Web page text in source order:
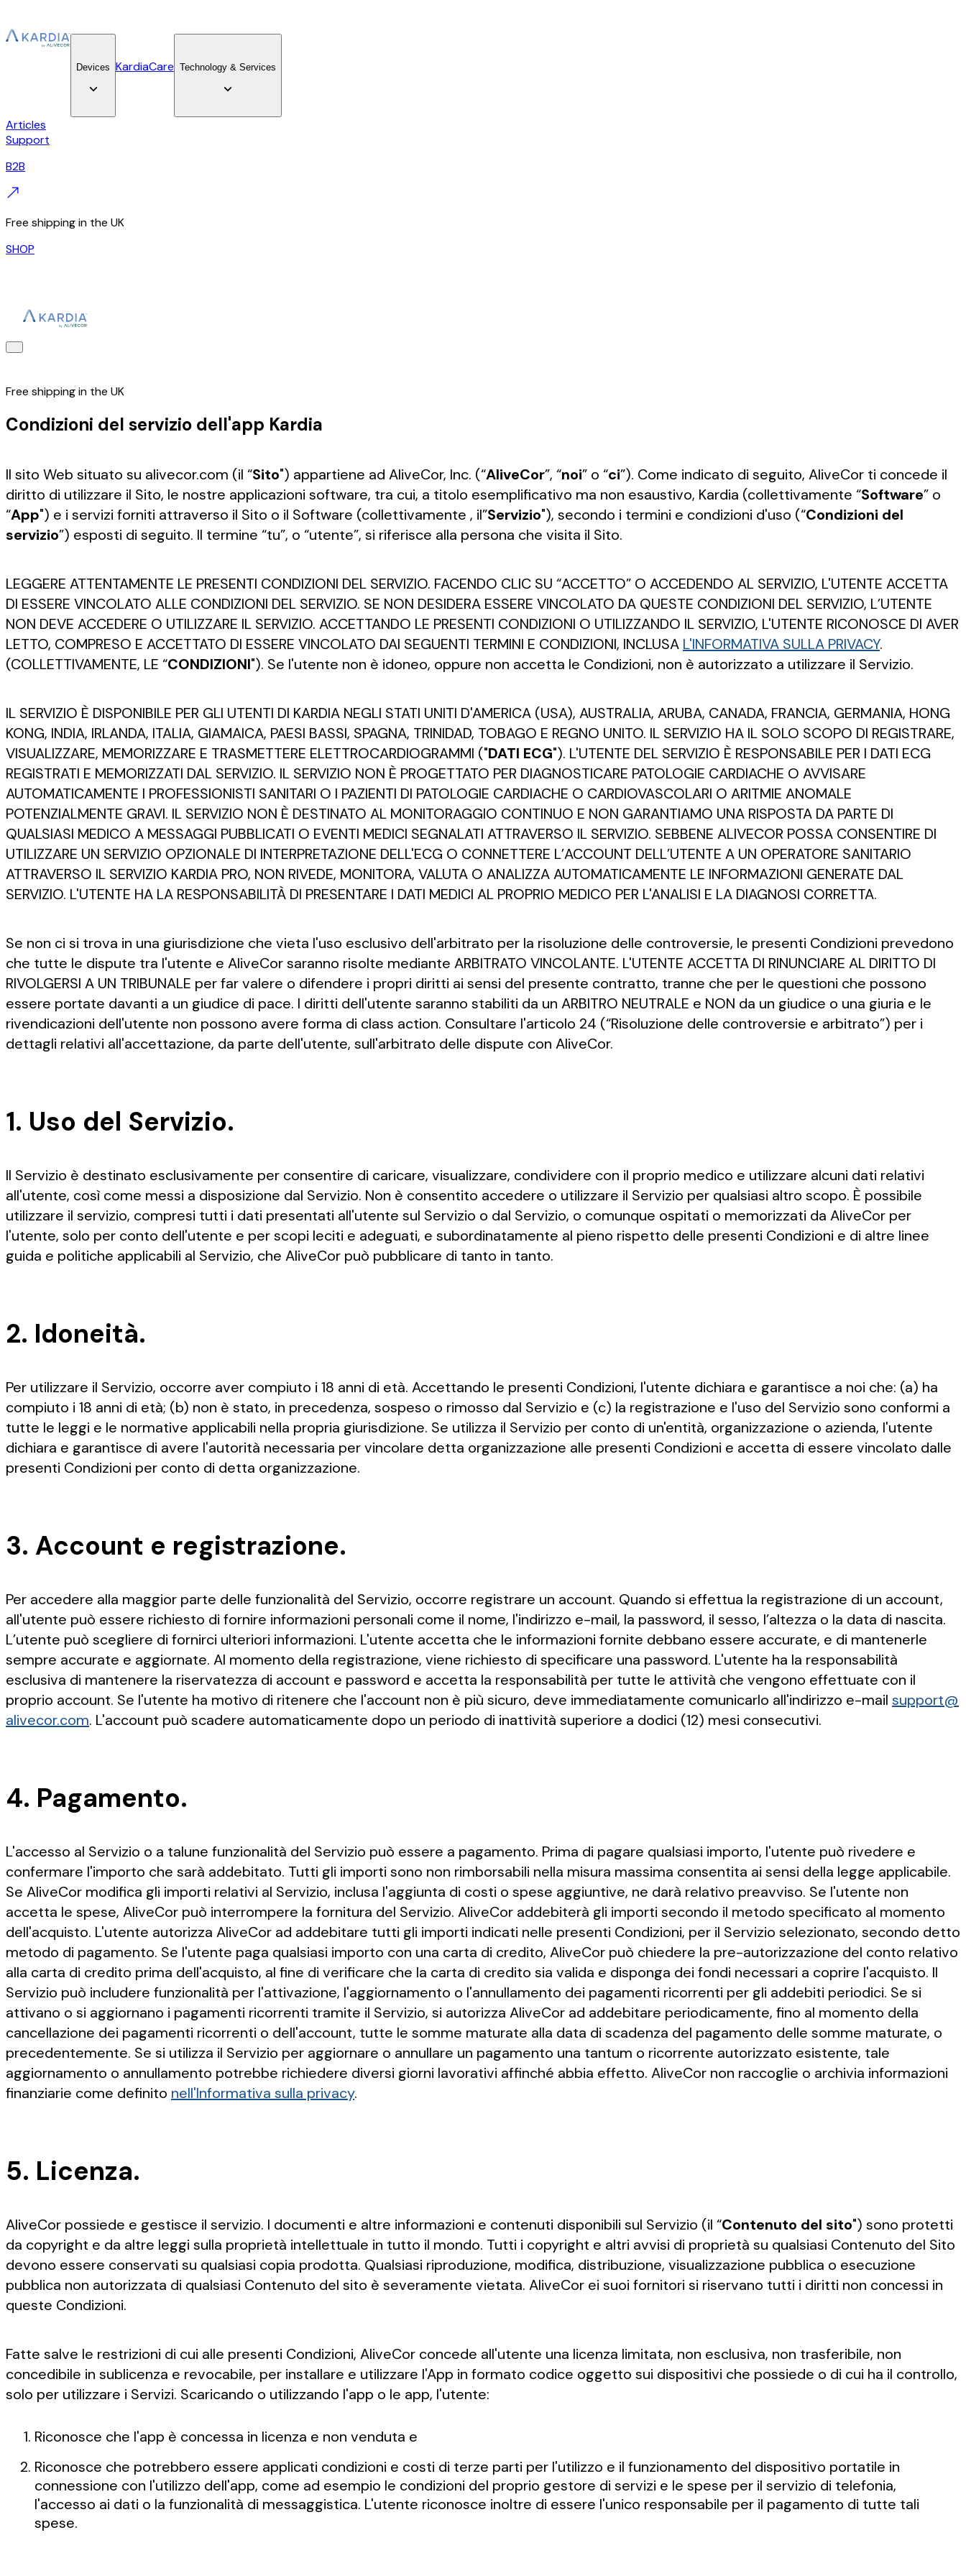
Devices KardiaCare Technology & Services
Articles
Support
B2B
Free shipping in the UK
SHOP
Free shipping in the UK
Condizioni del servizio dell'app Kardia
Il sito Web situato su alivecor.com (il “Sito") appartiene ad AliveCor, Inc. (“AliveCor”, “noi” o “ci”). Come indicato di seguito, AliveCor ti concede il
diritto di utilizzare il Sito, le nostre applicazioni software, tra cui, a titolo esemplificativo ma non esaustivo, Kardia (collettivamente “Software” o
“App") e i servizi forniti attraverso il Sito o il Software (collettivamente , il”Servizio"), secondo i termini e condizioni d'uso (“Condizioni del
servizio”) esposti di seguito. Il termine “tu”, o “utente”, si riferisce alla persona che visita il Sito.
LEGGERE ATTENTAMENTE LE PRESENTI CONDIZIONI DEL SERVIZIO. FACENDO CLIC SU “ACCETTO” O ACCEDENDO AL SERVIZIO, L'UTENTE ACCETTA
DI ESSERE VINCOLATO ALLE CONDIZIONI DEL SERVIZIO. SE NON DESIDERA ESSERE VINCOLATO DA QUESTE CONDIZIONI DEL SERVIZIO, L’UTENTE
NON DEVE ACCEDERE O UTILIZZARE IL SERVIZIO. ACCETTANDO LE PRESENTI CONDIZIONI O UTILIZZANDO IL SERVIZIO, L'UTENTE RICONOSCE DI AVER
LETTO, COMPRESO E ACCETTATO DI ESSERE VINCOLATO DAI SEGUENTI TERMINI E CONDIZIONI, INCLUSA L'INFORMATIVA SULLA PRIVACY.
(COLLETTIVAMENTE, LE “CONDIZIONI"). Se l'utente non è idoneo, oppure non accetta le Condizioni, non è autorizzato a utilizzare il Servizio.
IL SERVIZIO È DISPONIBILE PER GLI UTENTI DI KARDIA NEGLI STATI UNITI D'AMERICA (USA), AUSTRALIA, ARUBA, CANADA, FRANCIA, GERMANIA, HONG
KONG, INDIA, IRLANDA, ITALIA, GIAMAICA, PAESI BASSI, SPAGNA, TRINIDAD, TOBAGO E REGNO UNITO. IL SERVIZIO HA IL SOLO SCOPO DI REGISTRARE,
VISUALIZZARE, MEMORIZZARE E TRASMETTERE ELETTROCARDIOGRAMMI ("DATI ECG"). L'UTENTE DEL SERVIZIO È RESPONSABILE PER I DATI ECG
REGISTRATI E MEMORIZZATI DAL SERVIZIO. IL SERVIZIO NON È PROGETTATO PER DIAGNOSTICARE PATOLOGIE CARDIACHE O AVVISARE
AUTOMATICAMENTE I PROFESSIONISTI SANITARI O I PAZIENTI DI PATOLOGIE CARDIACHE O CARDIOVASCOLARI O ARITMIE ANOMALE
POTENZIALMENTE GRAVI. IL SERVIZIO NON È DESTINATO AL MONITORAGGIO CONTINUO E NON GARANTIAMO UNA RISPOSTA DA PARTE DI
QUALSIASI MEDICO A MESSAGGI PUBBLICATI O EVENTI MEDICI SEGNALATI ATTRAVERSO IL SERVIZIO. SEBBENE ALIVECOR POSSA CONSENTIRE DI
UTILIZZARE UN SERVIZIO OPZIONALE DI INTERPRETAZIONE DELL'ECG O CONNETTERE L’ACCOUNT DELL’UTENTE A UN OPERATORE SANITARIO
ATTRAVERSO IL SERVIZIO KARDIA PRO, NON RIVEDE, MONITORA, VALUTA O ANALIZZA AUTOMATICAMENTE LE INFORMAZIONI GENERATE DAL
SERVIZIO. L'UTENTE HA LA RESPONSABILITÀ DI PRESENTARE I DATI MEDICI AL PROPRIO MEDICO PER L'ANALISI E LA DIAGNOSI CORRETTA.
Se non ci si trova in una giurisdizione che vieta l'uso esclusivo dell'arbitrato per la risoluzione delle controversie, le presenti Condizioni prevedono
che tutte le dispute tra l'utente e AliveCor saranno risolte mediante ARBITRATO VINCOLANTE. L'UTENTE ACCETTA DI RINUNCIARE AL DIRITTO DI
RIVOLGERSI A UN TRIBUNALE per far valere o difendere i propri diritti ai sensi del presente contratto, tranne che per le questioni che possono
essere portate davanti a un giudice di pace. I diritti dell'utente saranno stabiliti da un ARBITRO NEUTRALE e NON da un giudice o una giuria e le
rivendicazioni dell'utente non possono avere forma di class action. Consultare l'articolo 24 (“Risoluzione delle controversie e arbitrato”) per i
dettagli relativi all'accettazione, da parte dell'utente, sull'arbitrato delle dispute con AliveCor.
1. Uso del Servizio.
Il Servizio è destinato esclusivamente per consentire di caricare, visualizzare, condividere con il proprio medico e utilizzare alcuni dati relativi
all'utente, così come messi a disposizione dal Servizio. Non è consentito accedere o utilizzare il Servizio per qualsiasi altro scopo. È possibile
utilizzare il servizio, compresi tutti i dati presentati all'utente sul Servizio o dal Servizio, o comunque ospitati o memorizzati da AliveCor per
l'utente, solo per conto dell'utente e per scopi leciti e adeguati, e subordinatamente al pieno rispetto delle presenti Condizioni e di altre linee
guida e politiche applicabili al Servizio, che AliveCor può pubblicare di tanto in tanto.
2. Idoneità.
Per utilizzare il Servizio, occorre aver compiuto i 18 anni di età. Accettando le presenti Condizioni, l'utente dichiara e garantisce a noi che: (a) ha
compiuto i 18 anni di età; (b) non è stato, in precedenza, sospeso o rimosso dal Servizio e (c) la registrazione e l'uso del Servizio sono conformi a
tutte le leggi e le normative applicabili nella propria giurisdizione. Se utilizza il Servizio per conto di un'entità, organizzazione o azienda, l'utente
dichiara e garantisce di avere l'autorità necessaria per vincolare detta organizzazione alle presenti Condizioni e accetta di essere vincolato dalle
presenti Condizioni per conto di detta organizzazione.
3. Account e registrazione.
Per accedere alla maggior parte delle funzionalità del Servizio, occorre registrare un account. Quando si effettua la registrazione di un account,
all'utente può essere richiesto di fornire informazioni personali come il nome, l'indirizzo e-mail, la password, il sesso, l’altezza o la data di nascita.
L’utente può scegliere di fornirci ulteriori informazioni. L'utente accetta che le informazioni fornite debbano essere accurate, e di mantenerle
sempre accurate e aggiornate. Al momento della registrazione, viene richiesto di specificare una password. L'utente ha la responsabilità
esclusiva di mantenere la riservatezza di account e password e accetta la responsabilità per tutte le attività che vengono effettuate con il
proprio account. Se l'utente ha motivo di ritenere che l'account non è più sicuro, deve immediatamente comunicarlo all'indirizzo e-mail support@
alivecor.com. L'account può scadere automaticamente dopo un periodo di inattività superiore a dodici (12) mesi consecutivi.
4. Pagamento.
L'accesso al Servizio o a talune funzionalità del Servizio può essere a pagamento. Prima di pagare qualsiasi importo, l'utente può rivedere e
confermare l'importo che sarà addebitato. Tutti gli importi sono non rimborsabili nella misura massima consentita ai sensi della legge applicabile.
Se AliveCor modifica gli importi relativi al Servizio, inclusa l'aggiunta di costi o spese aggiuntive, ne darà relativo preavviso. Se l'utente non
accetta le spese, AliveCor può interrompere la fornitura del Servizio. AliveCor addebiterà gli importi secondo il metodo specificato al momento
dell'acquisto. L'utente autorizza AliveCor ad addebitare tutti gli importi indicati nelle presenti Condizioni, per il Servizio selezionato, secondo detto
metodo di pagamento. Se l'utente paga qualsiasi importo con una carta di credito, AliveCor può chiedere la pre-autorizzazione del conto relativo
alla carta di credito prima dell'acquisto, al fine di verificare che la carta di credito sia valida e disponga dei fondi necessari a coprire l'acquisto. Il
Servizio può includere funzionalità per l'attivazione, l'aggiornamento o l'annullamento dei pagamenti ricorrenti per gli addebiti periodici. Se si
attivano o si aggiornano i pagamenti ricorrenti tramite il Servizio, si autorizza AliveCor ad addebitare periodicamente, fino al momento della
cancellazione dei pagamenti ricorrenti o dell'account, tutte le somme maturate alla data di scadenza del pagamento delle somme maturate, o
precedentemente. Se si utilizza il Servizio per aggiornare o annullare un pagamento una tantum o ricorrente autorizzato esistente, tale
aggiornamento o annullamento potrebbe richiedere diversi giorni lavorativi affinché abbia effetto. AliveCor non raccoglie o archivia informazioni
finanziarie come definito nell'Informativa sulla privacy.
5. Licenza.
AliveCor possiede e gestisce il servizio. I documenti e altre informazioni e contenuti disponibili sul Servizio (il “Contenuto del sito") sono protetti
da copyright e da altre leggi sulla proprietà intellettuale in tutto il mondo. Tutti i copyright e altri avvisi di proprietà su qualsiasi Contenuto del Sito
devono essere conservati su qualsiasi copia prodotta. Qualsiasi riproduzione, modifica, distribuzione, visualizzazione pubblica o esecuzione
pubblica non autorizzata di qualsiasi Contenuto del sito è severamente vietata. AliveCor ei suoi fornitori si riservano tutti i diritti non concessi in
queste Condizioni.
Fatte salve le restrizioni di cui alle presenti Condizioni, AliveCor concede all'utente una licenza limitata, non esclusiva, non trasferibile, non
concedibile in sublicenza e revocabile, per installare e utilizzare l'App in formato codice oggetto sui dispositivi che possiede o di cui ha il controllo,
solo per utilizzare i Servizi. Scaricando o utilizzando l'app o le app, l'utente:
Riconosce che l'app è concessa in licenza e non venduta e
Riconosce che potrebbero essere applicati condizioni e costi di terze parti per l'utilizzo e il funzionamento del dispositivo portatile in
connessione con l'utilizzo dell'app, come ad esempio le condizioni del proprio gestore di servizi e le spese per il servizio di telefonia,
l'accesso ai dati o la funzionalità di messaggistica. L'utente riconosce inoltre di essere l'unico responsabile per il pagamento di tutte tali
spese.